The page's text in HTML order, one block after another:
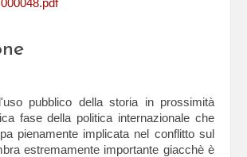
pubblico della storia in prossimità
fase della politica internazionale che
pienamente implicata nel conflitto sul
estremamente importante giacchè è